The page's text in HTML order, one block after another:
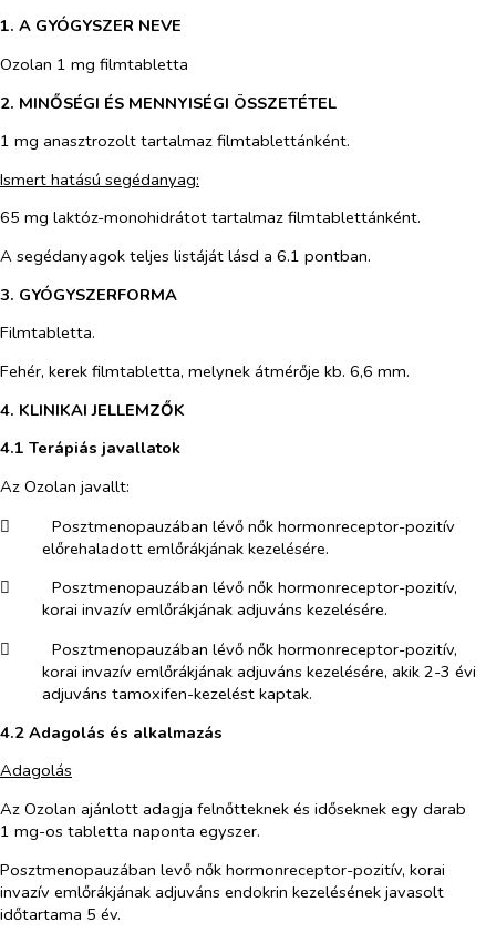
1. A GYÓGYSZER NEVE
Ozolan 1 mg filmtabletta
2. MINŐSÉGI ÉS MENNYISÉGI ÖSSZETÉTEL
1 mg anasztrozolt tartalmaz filmtablettánként.
Ismert hatású segédanyag:
65 mg laktóz-monohidrátot tartalmaz filmtablettánként.
A segédanyagok teljes listáját lásd a 6.1 pontban.
3. GYÓGYSZERFORMA
Filmtabletta.
Fehér, kerek filmtabletta, melynek átmérője kb. 6,6 mm.
4. KLINIKAI JELLEMZŐK
4.1 Terápiás javallatok
Az Ozolan javallt:
​
Posztmenopauzában lévő nők hormonreceptor-pozitív
előrehaladott emlőrákjának kezelésére.
​
Posztmenopauzában lévő nők hormonreceptor-pozitív,
korai invazív emlőrákjának adjuváns kezelésére.
​
Posztmenopauzában lévő nők hormonreceptor-pozitív,
korai invazív emlőrákjának adjuváns kezelésére, akik 2-3 évi
adjuváns tamoxifen-kezelést kaptak.
4.2 Adagolás és alkalmazás
Adagolás
Az Ozolan ajánlott adagja felnőtteknek és időseknek egy darab
1 mg-os tabletta naponta egyszer.
Posztmenopauzában levő nők hormonreceptor-pozitív, korai
invazív emlőrákjának adjuváns endokrin kezelésének javasolt
időtartama 5 év.